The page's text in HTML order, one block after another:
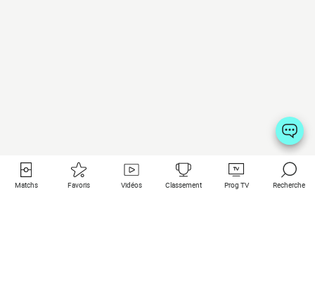
Matchs Favoris Vidéos Classement Prog TV Recherche